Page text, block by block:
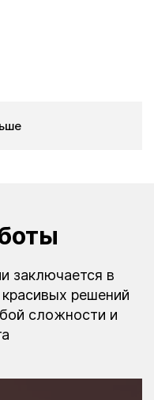
заключается в
решений
сложности и